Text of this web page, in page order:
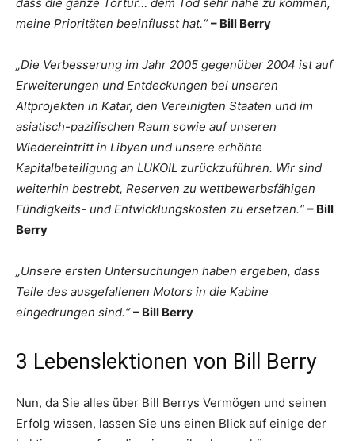
meine Prioritäten beeinflusst hat.“ – Bill Berry
„Die Verbesserung im Jahr 2005 gegenüber 2004 ist auf
Erweiterungen und Entdeckungen bei unseren
Altprojekten in Katar, den Vereinigten Staaten und im
asiatisch-pazifischen Raum sowie auf unseren
Wiedereintritt in Libyen und unsere erhöhte
Kapitalbeteiligung an LUKOIL zurückzuführen. Wir sind
weiterhin bestrebt, Reserven zu wettbewerbsfähigen
Fündigkeits- und Entwicklungskosten zu ersetzen.“ – Bill
Berry
„Unsere ersten Untersuchungen haben ergeben, dass
Teile des ausgefallenen Motors in die Kabine
eingedrungen sind.“ – Bill Berry
3 Lebenslektionen von Bill Berry
Nun, da Sie alles über Bill Berrys Vermögen und seinen
Erfolg wissen, lassen Sie uns einen Blick auf einige der